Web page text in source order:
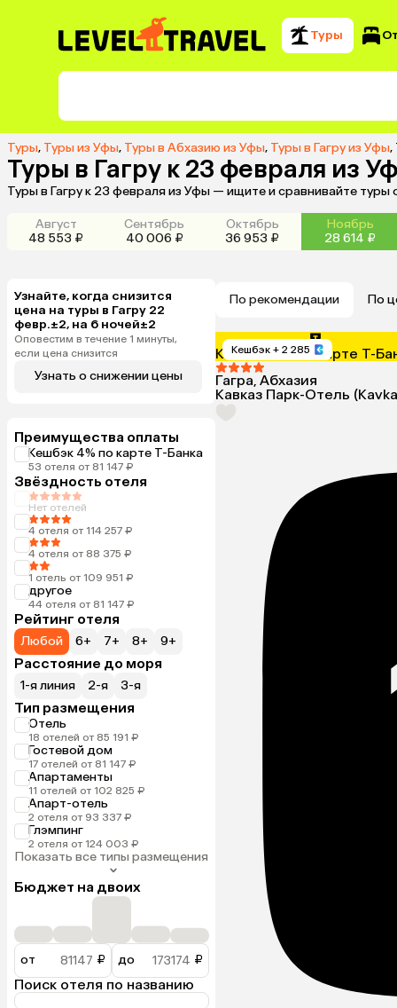
Туры
Туры, Туры из Уфы, Туры в Абхазию из Уфы, Туры в Гагру из Уфы,
Туры в Гагру к 23 февраля из
Туры в Гагру к 23 февраля из Уфы — ищите и сравнивайте
Август
48 553 ₽
Сентябрь
40 006 ₽
Октябрь
36 953 ₽
Ноябрь
28 614 ₽
Узнайте, когда снизится
цена на туры в Гагру 22
февр.±2, на 6 ночей±2
Оповестим в течение 1 минуты,
если цена снизится
Узнать о снижении цены
Преимущества оплаты
Кешбэк 4% по карте Т-Банка
53 отеля от 81 147 ₽
Звёздность отеля
Нет отелей
4 отеля от 114 257 ₽
4 отеля от 88 375 ₽
1 отель от 109 951 ₽
другое
44 отеля от 81 147 ₽
Рейтинг отеля
Любой 6+ 7+ 8+ 9+
Расстояние до моря
1-я линия 2-я 3-я
Тип размещения
Отель
18 отелей от 85 191 ₽
Гостевой дом
17 отелей от 81 147 ₽
Апартаменты
11 отелей от 102 825 ₽
Апарт-отель
2 отеля от 93 337 ₽
Глэмпинг
2 отеля от 124 003 ₽
Показать все типы размещения
Бюджет на двоих
от ₽ до ₽
Поиск отеля по названию
По рекомендации По
Кешбэк + 2 285
Кешбэк 4% по карте Т-
Гагра, Абхазия
Кавказ Парк-Отель